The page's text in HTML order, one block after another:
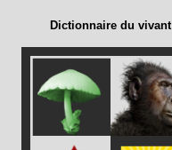
Dictionnaire du vivant